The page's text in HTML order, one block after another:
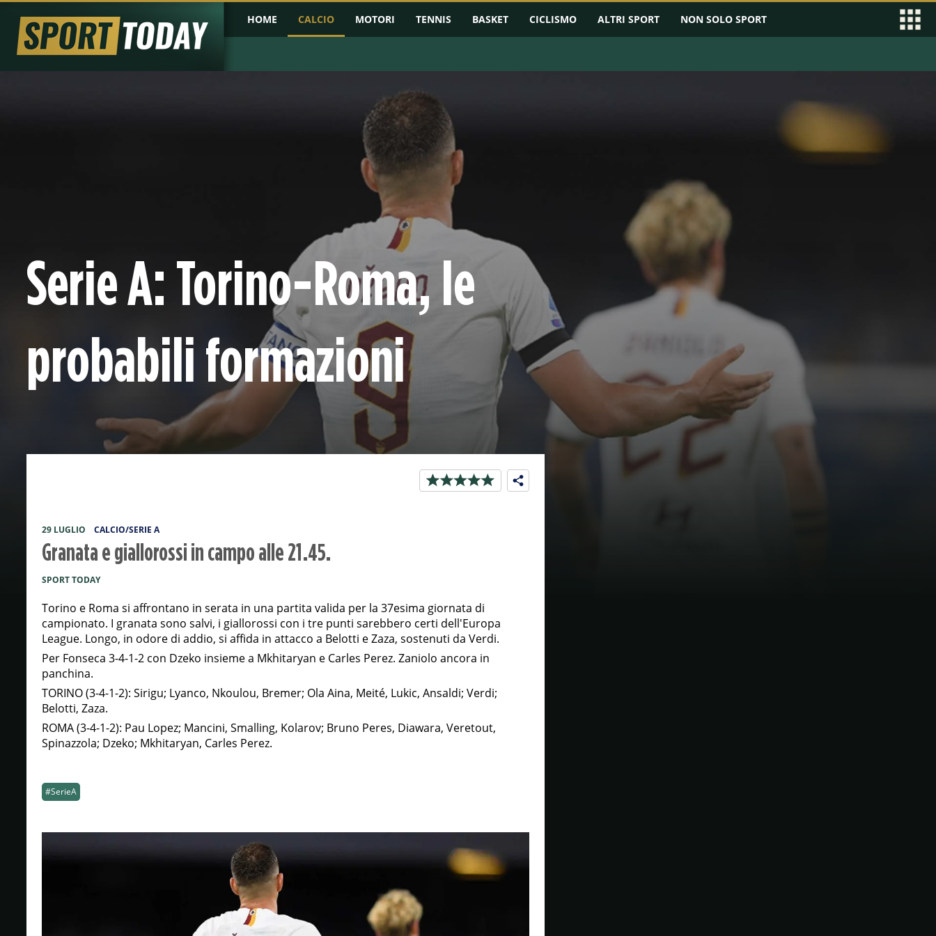
HOME CALCIO MOTORI TENNIS BASKET CICLISMO ALTRI SPORT NON SOLO SPORT
Serie A: Torino-Roma, le
probabili formazioni
29 LUGLIO CALCIO/SERIE A
Granata e giallorossi in campo alle 21.45.
SPORT TODAY
Torino e Roma si affrontano in serata in una partita valida per la 37esima giornata di
campionato. I granata sono salvi, i giallorossi con i tre punti sarebbero certi dell'Europa
League. Longo, in odore di addio, si affida in attacco a Belotti e Zaza, sostenuti da Verdi.
Per Fonseca 3-4-1-2 con Dzeko insieme a Mkhitaryan e Carles Perez. Zaniolo ancora in
panchina.
TORINO (3-4-1-2): Sirigu; Lyanco, Nkoulou, Bremer; Ola Aina, Meité, Lukic, Ansaldi; Verdi;
Belotti, Zaza.
ROMA (3-4-1-2): Pau Lopez; Mancini, Smalling, Kolarov; Bruno Peres, Diawara, Veretout,
Spinazzola; Dzeko; Mkhitaryan, Carles Perez.
#SerieA